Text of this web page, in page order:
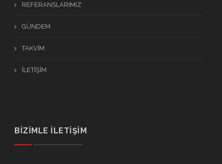
REFERANSLARIMIZ
GÜNDEM
TAKVİM
İLETİŞİM
BİZİMLE İLETİŞİM